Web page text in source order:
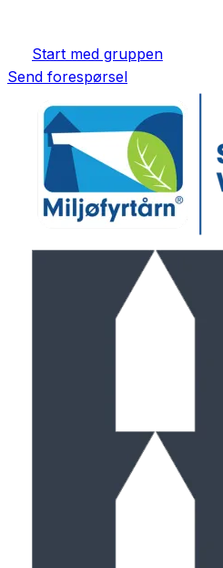
Start med gruppen
Send forespørsel